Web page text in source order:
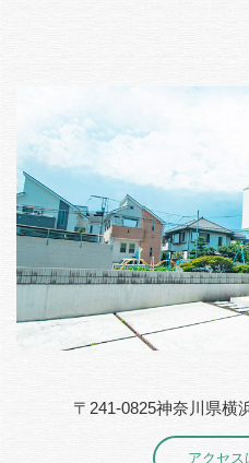
〒241-0825神奈川県横
アクセス